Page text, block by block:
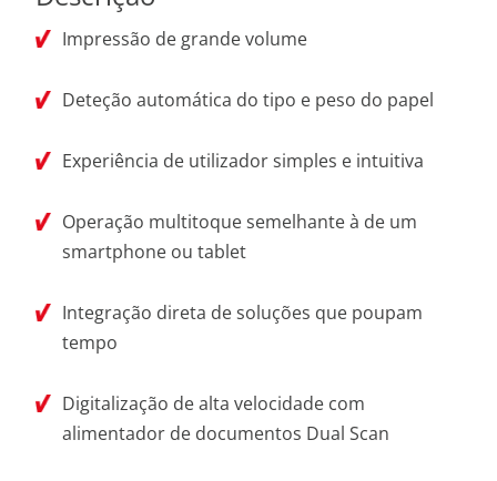
Impressão de grande volume
Deteção automática do tipo e peso do papel
Experiência de utilizador simples e intuitiva
Operação multitoque semelhante à de um
smartphone ou tablet
Integração direta de soluções que poupam
tempo
Digitalização de alta velocidade com
alimentador de documentos Dual Scan